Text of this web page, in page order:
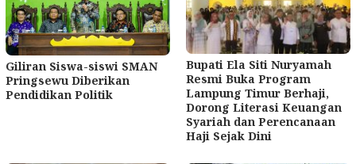
Giliran Siswa-siswi SMAN
Pringsewu Diberikan
Pendidikan Politik
Bupati Ela Siti Nuryamah
Resmi Buka Program
Lampung Timur Berhaji,
Dorong Literasi Keuangan
Syariah dan Perencanaan
Haji Sejak Dini